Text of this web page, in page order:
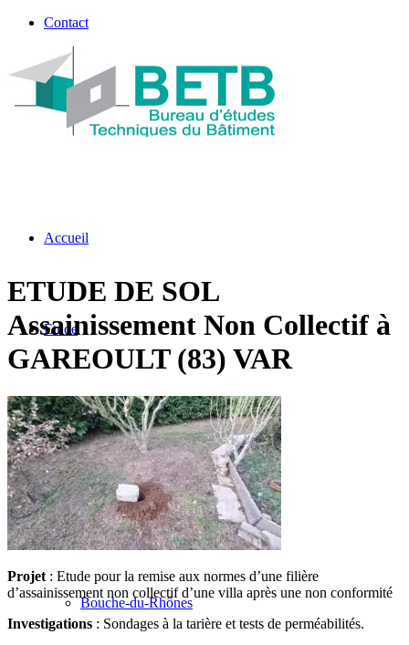
Contact
Accueil
Etude
de Sol
Aude
Bouche-du-Rhônes
ETUDE DE SOL
Assainissement Non Collectif à
GAREOULT (83) VAR
Projet : Etude pour la remise aux normes d’une filière
d’assainissement non collectif d’une villa après une non conformité
Investigations : Sondages à la tarière et tests de perméabilités.